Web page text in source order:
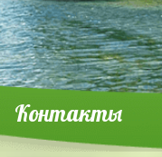
Контакты